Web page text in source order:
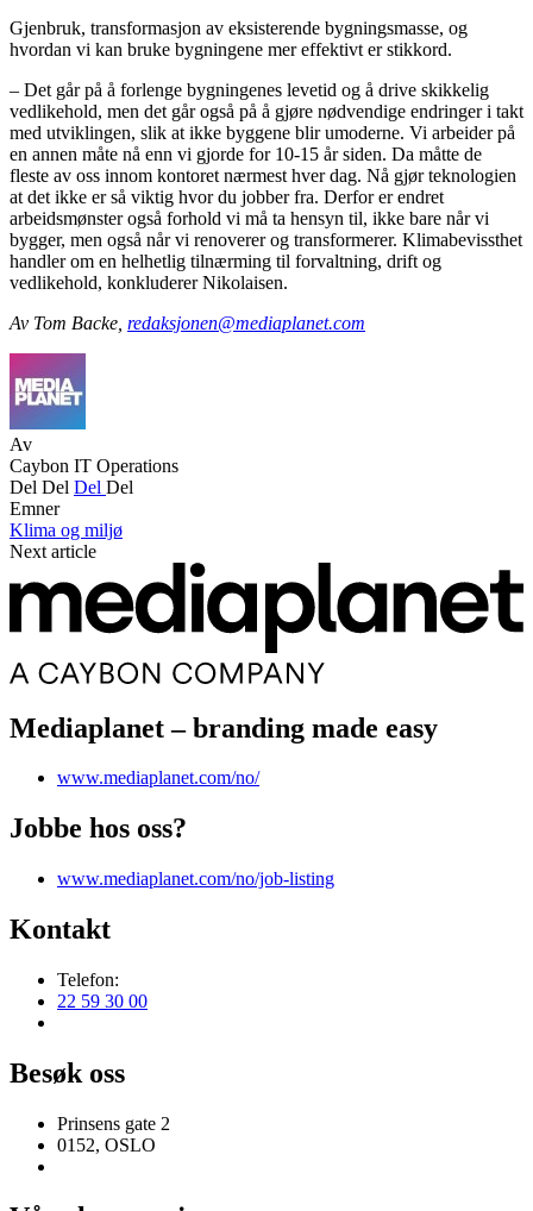
Gjenbruk, transformasjon av eksisterende bygningsmasse, og
hvordan vi kan bruke bygningene mer effektivt er stikkord.
– Det går på å forlenge bygningenes levetid og å drive skikkelig
vedlikehold, men det går også på å gjøre nødvendige endringer i takt
med utviklingen, slik at ikke byggene blir umoderne. Vi arbeider på
en annen måte nå enn vi gjorde for 10-15 år siden. Da måtte de
fleste av oss innom kontoret nærmest hver dag. Nå gjør teknologien
at det ikke er så viktig hvor du jobber fra. Derfor er endret
arbeidsmønster også forhold vi må ta hensyn til, ikke bare når vi
bygger, men også når vi renoverer og transformerer. Klimabevissthet
handler om en helhetlig tilnærming til forvaltning, drift og
vedlikehold, konkluderer Nikolaisen.
Av Tom Backe, redaksjonen@mediaplanet.com
Av
Caybon IT Operations
Del Del Del Del
Emner
Klima og miljø
Next article
Mediaplanet – branding made easy
www.mediaplanet.com/no/
Jobbe hos oss?
www.mediaplanet.com/no/job-listing
Kontakt
Telefon:
22 59 30 00
Besøk oss
Prinsens gate 2
0152, OSLO